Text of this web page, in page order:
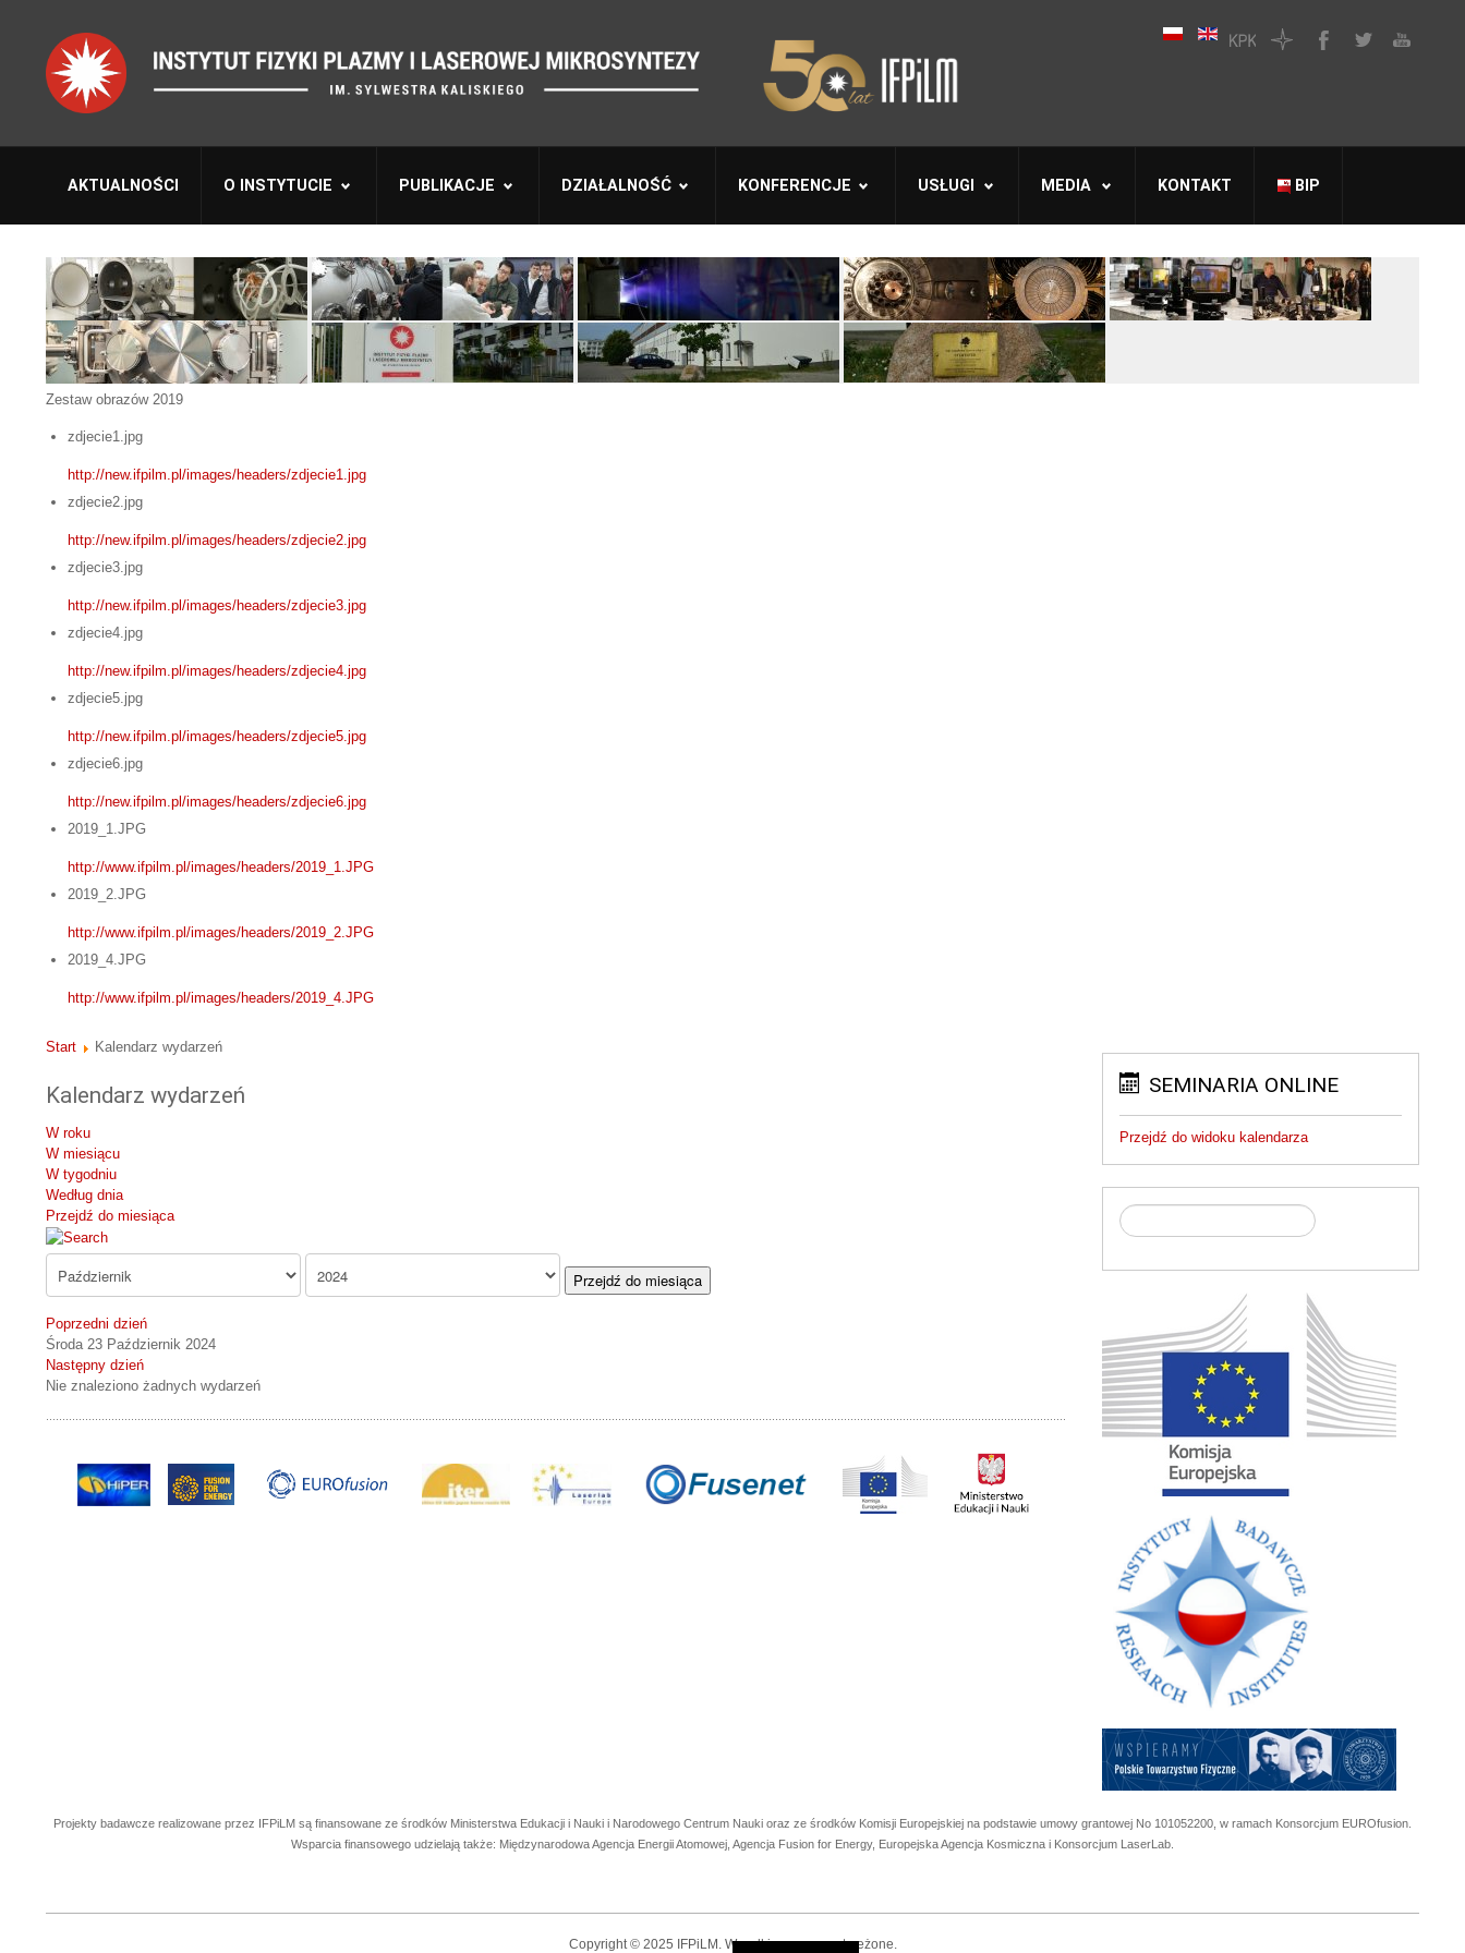
AKTUALNOŚCI O INSTYTUCIE PUBLIKACJE DZIAŁALNOŚĆ KONFERENCJE USŁUGI MEDIA KONTAKT BIP
Zestaw obrazów 2019
zdjecie1.jpg
http://new.ifpilm.pl/images/headers/zdjecie1.jpg
zdjecie2.jpg
http://new.ifpilm.pl/images/headers/zdjecie2.jpg
zdjecie3.jpg
http://new.ifpilm.pl/images/headers/zdjecie3.jpg
zdjecie4.jpg
http://new.ifpilm.pl/images/headers/zdjecie4.jpg
zdjecie5.jpg
http://new.ifpilm.pl/images/headers/zdjecie5.jpg
zdjecie6.jpg
http://new.ifpilm.pl/images/headers/zdjecie6.jpg
2019_1.JPG
http://www.ifpilm.pl/images/headers/2019_1.JPG
2019_2.JPG
http://www.ifpilm.pl/images/headers/2019_2.JPG
2019_4.JPG
http://www.ifpilm.pl/images/headers/2019_4.JPG
Start Kalendarz wydarzeń
Kalendarz wydarzeń
W roku
W miesiącu
W tygodniu
Według dnia
Przejdź do miesiąca
Przejdź do miesiąca
Poprzedni dzień
Środa 23 Październik 2024
Następny dzień
Nie znaleziono żadnych wydarzeń
SEMINARIA ONLINE
Przejdź do widoku kalendarza
Projekty badawcze realizowane przez IFPiLM są finansowane ze środków Ministerstwa Edukacji i Nauki i Narodowego Centrum Nauki oraz ze środków Komisji Europejskiej na podstawie umowy grantowej No 101052200, w ramach Konsorcjum EUROfusion.
Wsparcia finansowego udzielają także: Międzynarodowa Agencja Energii Atomowej, Agencja Fusion for Energy, Europejska Agencja Kosmiczna i Konsorcjum LaserLab.
Copyright © 2025 IFPiLM. Wszelkie prawa zastrzeżone.